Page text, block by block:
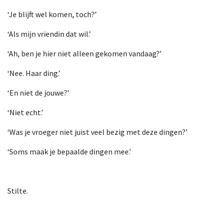
‘Je blijft wel komen, toch?’
‘Als mijn vriendin dat wil.’
‘Ah, ben je hier niet alleen gekomen vandaag?’
‘Nee. Haar ding.’
‘En niet de jouwe?’
‘Niet echt.’
‘Was je vroeger niet juist veel bezig met deze dingen?’
‘Soms maak je bepaalde dingen mee.’
Stilte.